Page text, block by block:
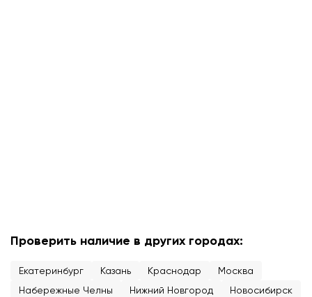
Проверить наличие в других городах:
Екатеринбург Казань Краснодар
Москва
Набережные Челны
Нижний Новгород Новосибирск